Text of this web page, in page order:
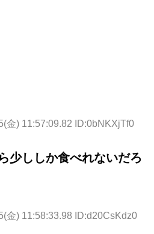
金) 11:57:09.82 ID:0bNKXjTf0
少ししか食べれないだろ
金) 11:58:33.98 ID:d20CsKdz0